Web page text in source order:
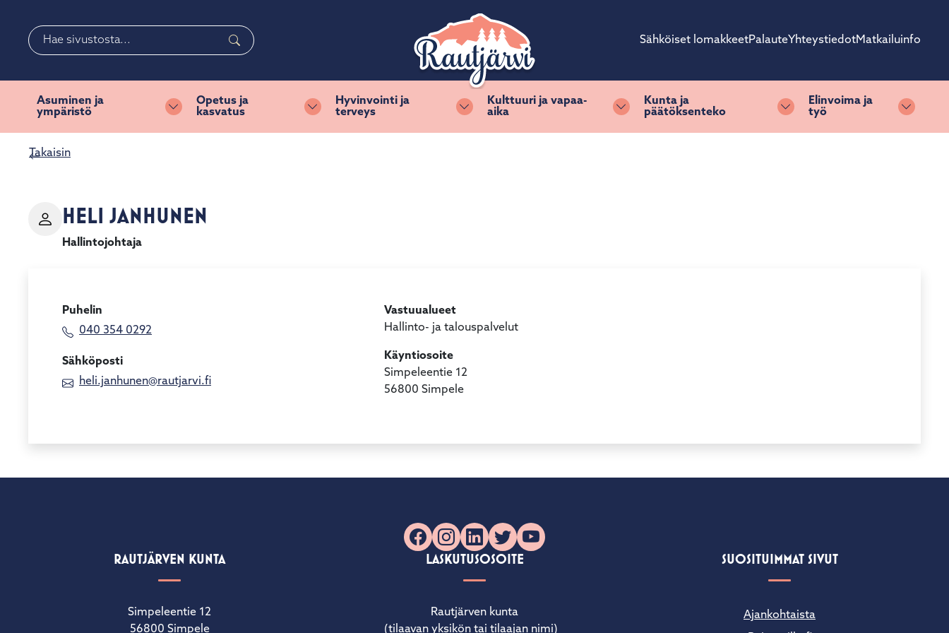
Sähköiset lomakkeetPalauteYhteystiedotMatkailuinfo
Haku
käytettävissä
oleva
tulos
ylös-
ja
hakutulokseen
enteriä.
käyttää
kosketus-
pyyhkäisyliikkeitä.
Asuminen ja
ympäristö
Vaihda alasvetovalikkoa
Opetus ja
kasvatus
Vaihda alasvetovalikkoa
Hyvinvointi ja
terveys
Vaihda alasvetovalikkoa
Kulttuuri ja vapaa-
aika
Vaihda alasvetovalikkoa
Kunta ja
päätöksenteko
Vaihda alasvetovalikkoa
Elinvoima ja
työ
Vaihda
Takaisin
HELI JANHUNEN
Hallintojohtaja
Puhelin
040 354 0292
Sähköposti
heli.janhunen@rautjarvi.fi
Vastuualueet
Hallinto- ja talouspalvelut
Käyntiosoite
Simpeleentie 12
56800 Simpele
Facebook
Instagram
LinkedIn
X YouTube
RAUTJÄRVEN KUNTA
Simpeleentie 12
56800 Simpele
LASKUTUSOSOITE
Rautjärven kunta
(tilaavan yksikön tai tilaajan nimi)
SUOSITUIMMAT SIVUT
Ajankohtaista